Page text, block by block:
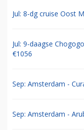
Jul: 8-dg cruise Oost
Jul: 9-daagse
€1056
Sep: Amsterdam -
Sep: Amsterdam -